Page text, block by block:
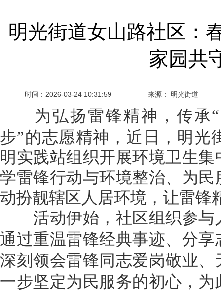
明光街道女山路社区：
家园共
时间： 2026-03-24 10:31:59 来源： 明光街道
为弘扬雷锋精神，传承
步”的志愿精神，近日，明光
明实践站组织开展环境卫生
学雷锋行动与环境整治、为
动扮靓辖区人居环境，让雷锋
活动伊始，社区组织参与
通过重温雷锋经典事迹、分
深刻领会雷锋同志爱岗敬业
一步坚定为民服务的初心，